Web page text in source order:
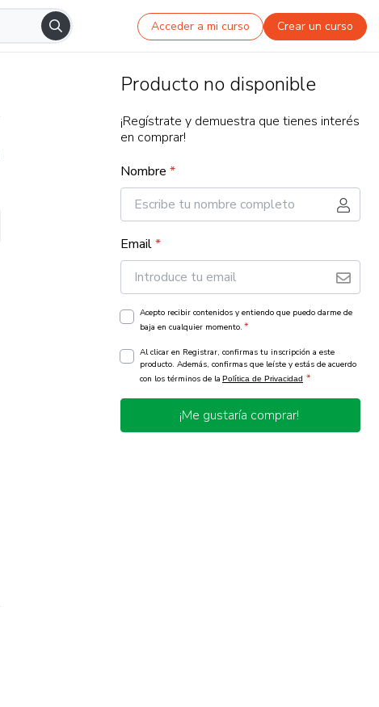
Acceder a mi curso Crear un curso
Producto no disponible
¡Regístrate y demuestra que tienes interés
en comprar!
Nombre *
Email*
Acepto recibir contenidos y entiendo que puedo darme de
baja en cualquier momento. *
Al clicar en Registrar, confirmas tu inscripción a este
producto. Además, confirmas que leíste y estás de acuerdo
con los términos de la Política de Privacidad *
¡Me gustaría comprar!